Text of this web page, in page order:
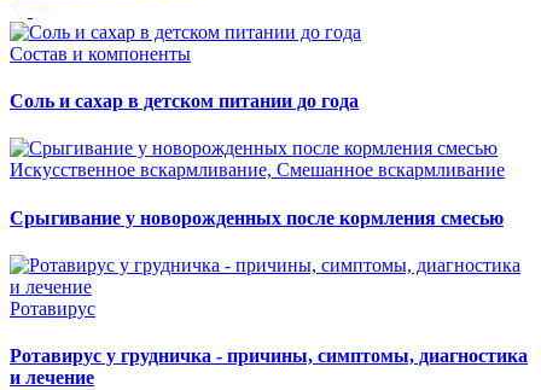
Состав и компоненты
Соль и сахар в детском питании до года
Искусственное вскармливание, Смешанное вскармливание
Срыгивание у новорожденных после кормления смесью
Ротавирус
Ротавирус у грудничка - причины, симптомы, диагностика
и лечение